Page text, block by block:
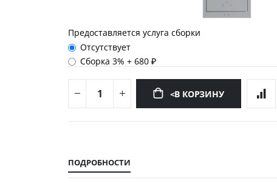
Предоставляется услуга сборки
Отсутствует
Сборка 3%+680 ₽
<В КОРЗИНУ
началу
галереи
изображений
ПОДРОБНОСТИ